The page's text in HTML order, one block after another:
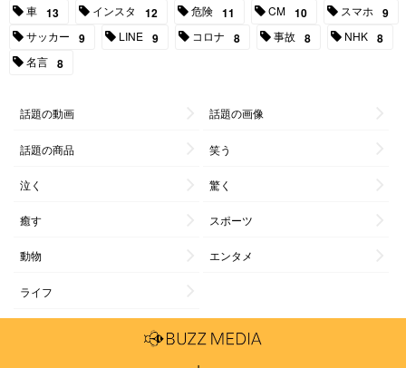
車 13 インスタ 12 危険 11 CM 10 スマホ 9
サッカー 9 LINE 9 コロナ 8 事故 8 NHK 8
名言 8
話題の動画 話題の画像
話題の商品 笑う
泣く 驚く
癒す スポーツ
動物 エンタメ
ライフ